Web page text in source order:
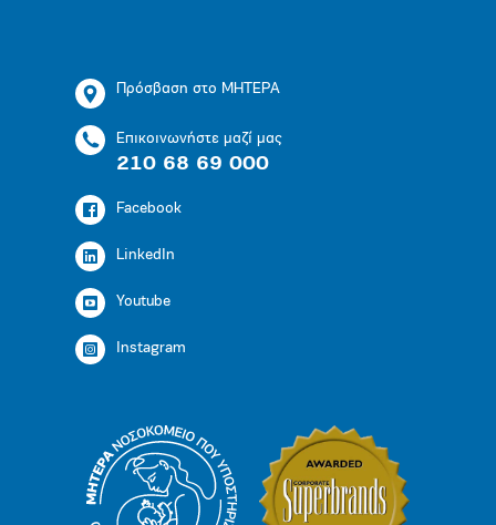
Πρόσβαση στο ΜΗΤΕΡΑ
Επικοινωνήστε μαζί μας
210 68 69 000
Facebook
LinkedIn
Youtube
Instagram